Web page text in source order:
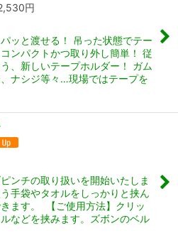
円
ッと渡せる！ 吊った状態でテー
ンパクトかつ取り外し簡単！ 従
、新しいテープホルダー！ ガム
ナシジ等々…現場ではテープを
ンチの取り扱いを開始いたしま
手袋やタオルをしっかりと挟ん
ます。 【ご使用方法】クリッ
などを挟みます。ズボンのベル